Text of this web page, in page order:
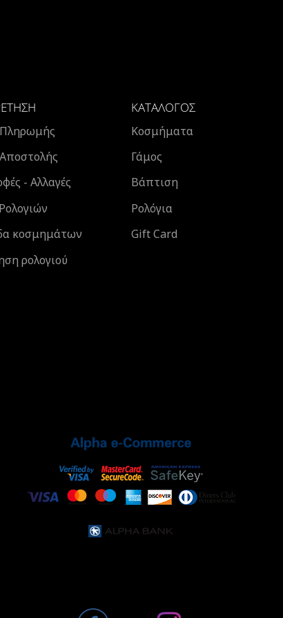
- Αλλαγές
κοσμημάτων
ρολογιού
ΚΑΤΆΛΟΓΟΣ
Κοσμήματα
Γάμος
Βάπτιση
Ρολόγια
Gift Card